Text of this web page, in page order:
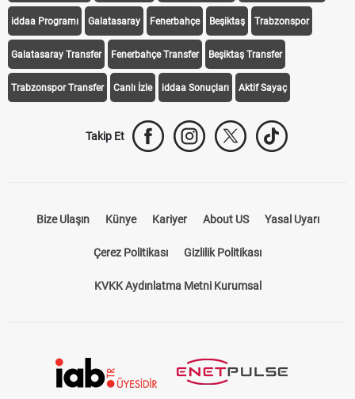
iddaa Programı Galatasaray Fenerbahçe Beşiktaş Trabzonspor
Galatasaray Transfer Fenerbahçe Transfer Beşiktaş Transfer
Trabzonspor Transfer Canlı İzle iddaa Sonuçları Aktif Sayaç
Takip Et
Bize Ulaşın Künye Kariyer About US Yasal Uyarı
Çerez Politikası Gizlilik Politikası
KVKK Aydınlatma Metni Kurumsal